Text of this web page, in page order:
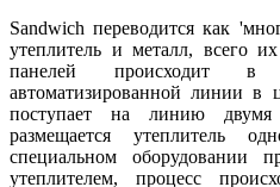
Sandwich переводится как
утеплитель и металл, всего
панелей происходит в
автоматизированной линии в
поступает на линию
размещается утеплитель
специальном оборудовании
утеплителем, процесс